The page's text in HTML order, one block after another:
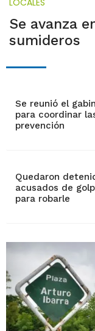
LOCALES
Se avanza
sumideros
Se reunió el
para coordinar
prevención
Quedaron
acusados de
para robarle